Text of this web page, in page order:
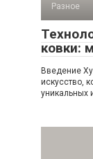
Разное
ковки:
Введение
искусство,
уникальных